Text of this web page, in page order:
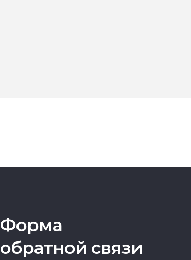
Форма
обратной связи